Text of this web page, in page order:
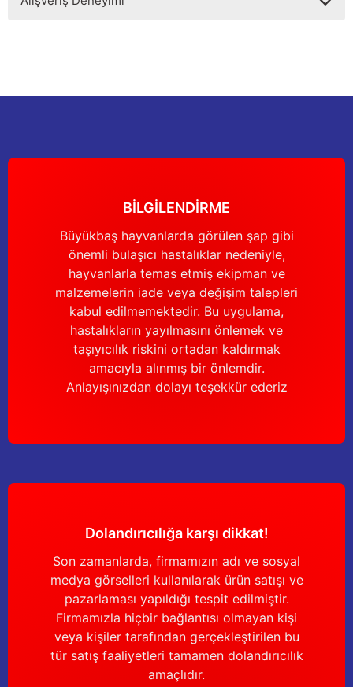
Bu ürüne benzer farklı alternatifler olmalı.
Gönder
BİLGİLENDİRME
Büyükbaş hayvanlarda görülen şap gibi
önemli bulaşıcı hastalıklar nedeniyle,
hayvanlarla temas etmiş ekipman ve
malzemelerin iade veya değişim talepleri
kabul edilmemektedir. Bu uygulama,
hastalıkların yayılmasını önlemek ve
taşıyıcılık riskini ortadan kaldırmak
amacıyla alınmış bir önlemdir.
Anlayışınızdan dolayı teşekkür ederiz
Dolandırıcılığa karşı dikkat!
Son zamanlarda, firmamızın adı ve sosyal
medya görselleri kullanılarak ürün satışı ve
pazarlaması yapıldığı tespit edilmiştir.
Firmamızla hiçbir bağlantısı olmayan kişi
veya kişiler tarafından gerçekleştirilen bu
tür satış faaliyetleri tamamen dolandırıcılık
amaçlıdır.